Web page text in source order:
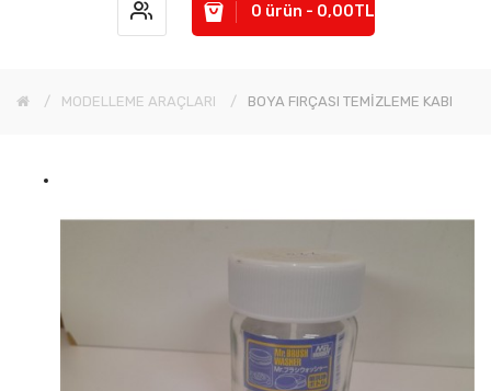
0 ürün - 0,00TL
MODELLEME ARAÇLARI BOYA FIRÇASI TEMİZLEME KABI